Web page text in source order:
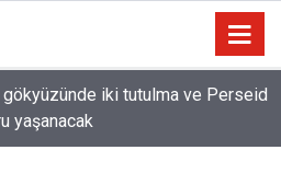
gökyüzünde iki tutulma ve Perseid
yaşanacak